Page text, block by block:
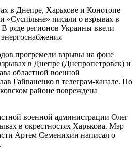
в Днепре, Харькове и Конотопе
«Суспiльне» писали о взрывах в
ряде регионов Украины ввели
прогремели взрывы на фоне
в Днепре (Днепропетровск) и
областной военной
Гайваненко в телеграм-канале. По
районе повреждена
военной администрации Олег
в окрестностях Харькова. Мэр
Артем Семенихин написал о